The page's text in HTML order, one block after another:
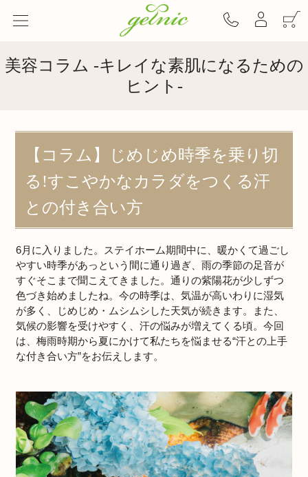
美容コラム -キレイな素肌になるための
ヒント-
【コラム】じめじめ時季を乗り切
る!すこやかなカラダをつくる汗
との付き合い方
6月に入りました。ステイホーム期間中に、暖かくて過ごし
やすい時季があっという間に通り過ぎ、雨の季節の足音が
すぐそこまで聞こえてきました。通りの紫陽花が少しずつ
色づき始めましたね。今の時季は、気温が高いわりに湿気
が多く、じめじめ・ムシムシした天気が続きます。また、
気候の影響を受けやすく、汗の悩みが増えてくる頃。今回
は、梅雨時期から夏にかけて私たちを悩ませる“汗との上手
な付き合い方”をお伝えします。